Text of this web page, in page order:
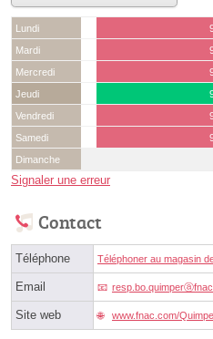
Lundi
Mardi
Mercredi
Jeudi
Vendredi
Samedi
Dimanche
Signaler une erreur
Contact
Téléphone Téléphoner au magasin
Email
Site web www.fnac.com/